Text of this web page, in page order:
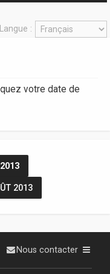
Langue :
votre date de
2013
Nous contacter